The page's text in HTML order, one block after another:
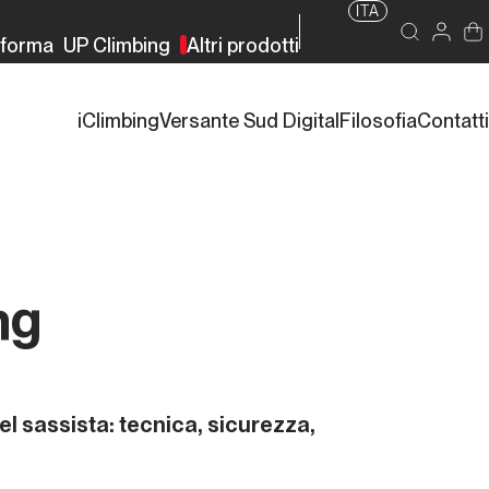
UP Climbing Altri prodotti
ITA
iClimbingVersante Sud Digital FilosofiaContatti
sassista: tecnica, sicurezza,